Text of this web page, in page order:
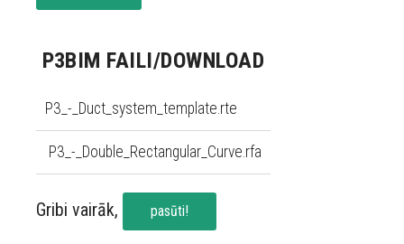
P3BIM FAILI/DOWNLOAD
P3_-_Duct_system_template.rte
P3_-_Double_Rectangular_Curve.rfa
Gribi vairāk, pasūti!